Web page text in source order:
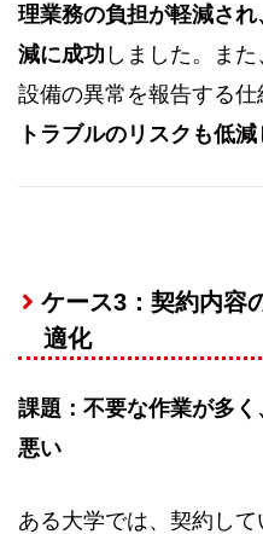
理業務の負担が軽減さ
減に成功 しました。ま
設備の異常を報告する仕
トラブルのリスクも低減
ケース3：契約内容
適化
課題：不要な作業が多
悪い
ある大学では、契約し